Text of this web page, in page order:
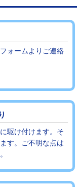
円
円
円
円
場見積
ォームよりご連絡
駆け付けます。そ
す。ご不明な点は